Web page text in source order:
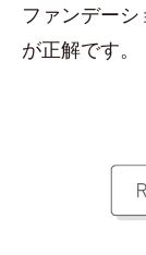
ファンデー
が正解です。